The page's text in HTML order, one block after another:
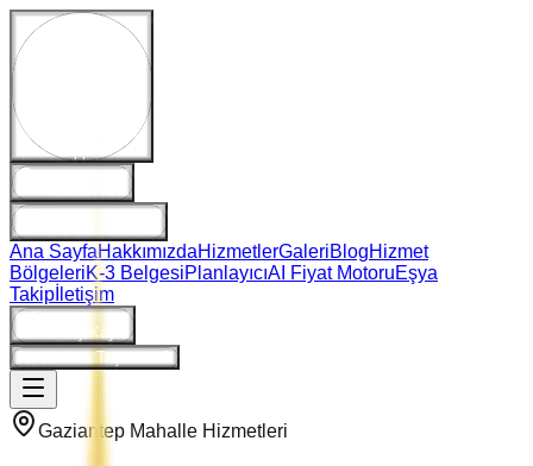
WhatsApp Destek
Ana SayfaHakkımızdaHizmetlerGaleriBlogHizmet
BölgeleriK-3 BelgesiPlanlayıcıAI Fiyat MotoruEşya
Takip İletişim
Giriş/Kayıt
Ne Kadara Taşınırım?
Gaziantep Mahalle Hizmetleri